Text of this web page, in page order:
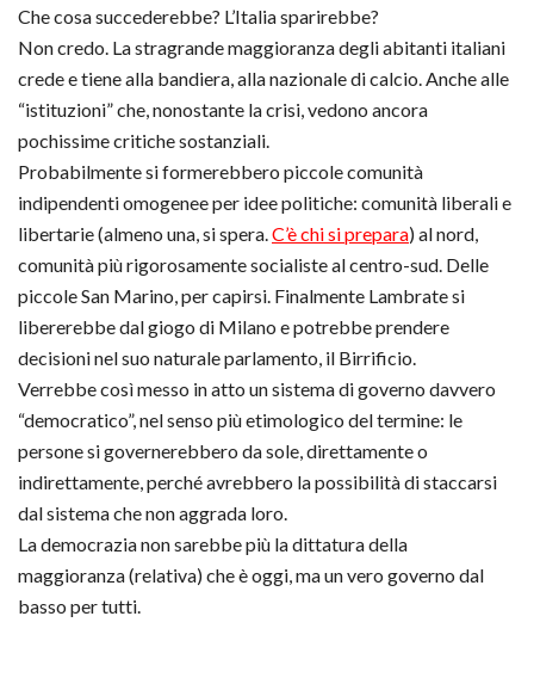
Che cosa succederebbe? L’Italia sparirebbe?
Non credo. La stragrande maggioranza degli abitanti italiani
crede e tiene alla bandiera, alla nazionale di calcio. Anche alle
“istituzioni” che, nonostante la crisi, vedono ancora
pochissime critiche sostanziali.
Probabilmente si formerebbero piccole comunità
indipendenti omogenee per idee politiche: comunità liberali e
libertarie (almeno una, si spera.C’è chi si prepara) al nord,
comunità più rigorosamente socialiste al centro-sud. Delle
piccole San Marino, per capirsi. Finalmente Lambrate si
libererebbe dal giogo di Milano e potrebbe prendere
decisioni nel suo naturale parlamento, il Birrificio.
Verrebbe così messo in atto un sistema di governo davvero
“democratico”, nel senso più etimologico del termine: le
persone si governerebbero da sole, direttamente o
indirettamente, perché avrebbero la possibilità di staccarsi
dal sistema che non aggrada loro.
La democrazia non sarebbe più la dittatura della
maggioranza (relativa) che è oggi, ma un vero governo dal
basso per tutti.